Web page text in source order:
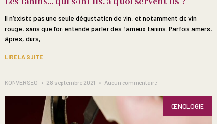
Il n’existe pas une seule dégustation de vin, et notamment de vin
rouge, sans que l’on entende parler des fameux tanins. Parfois amers,
âpres, durs,
LIRE LA SUITE
KONVERSEO 28 septembre 2021 Aucun commentaire
ŒNOLOGIE